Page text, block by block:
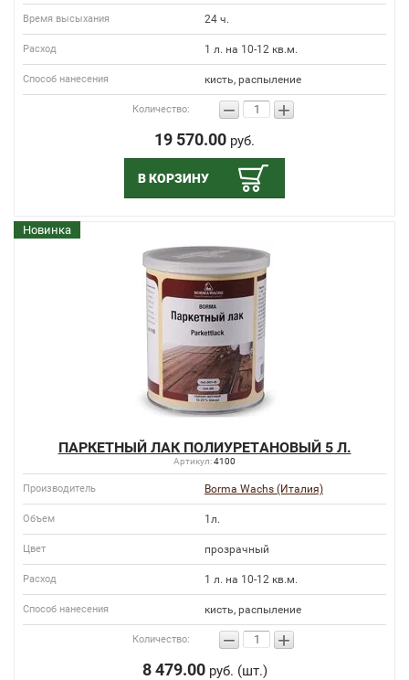
Время высыхания 24 ч.
Расход 1 л. на 10-12 кв.м.
Способ нанесения кисть, распыление
Количество: − +
19 570.00 руб.
В КОРЗИНУ
Новинка
ПАРКЕТНЫЙ ЛАК ПОЛИУРЕТАНОВЫЙ 5 Л.
Артикул:4100
Производитель Borma Wachs (Италия)
Объем 1л.
Цвет прозрачный
Расход 1 л. на 10-12 кв.м.
Способ нанесения кисть, распыление
Количество: − +
8 479.00руб. (шт.)